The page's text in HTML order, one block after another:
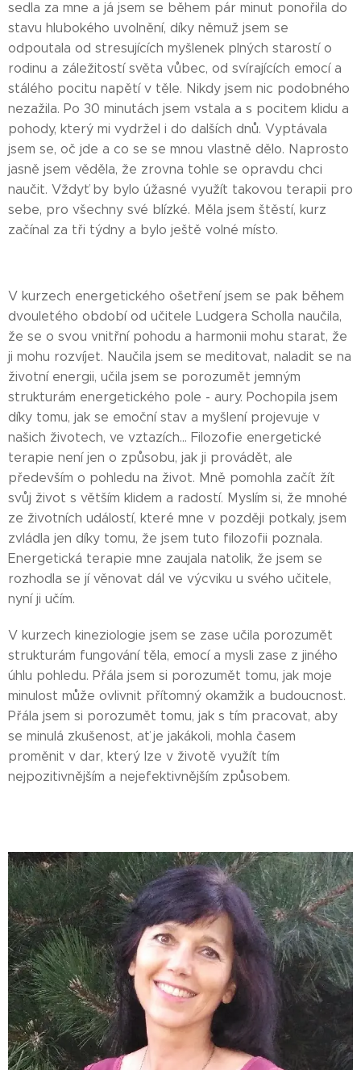
sedla za mne a já jsem se během pár minut ponořila do
stavu hlubokého uvolnění, díky němuž jsem se
odpoutala od stresujících myšlenek plných starostí o
rodinu a záležitostí světa vůbec, od svírajících emocí a
stálého pocitu napětí v těle. Nikdy jsem nic podobného
nezažila. Po 30 minutách jsem vstala a s pocitem klidu a
pohody, který mi vydržel i do dalších dnů. Vyptávala
jsem se, oč jde a co se se mnou vlastně dělo. Naprosto
jasně jsem věděla, že zrovna tohle se opravdu chci
naučit. Vždyť by bylo úžasné využít takovou terapii pro
sebe, pro všechny své blízké. Měla jsem štěstí, kurz
začínal za tři týdny a bylo ještě volné místo.
V kurzech energetického ošetření jsem se pak během
dvouletého období od učitele Ludgera Scholla naučila,
že se o svou vnitřní pohodu a harmonii mohu starat, že
ji mohu rozvíjet. Naučila jsem se meditovat, naladit se na
životní energii, učila jsem se porozumět jemným
strukturám energetického pole - aury. Pochopila jsem
díky tomu, jak se emoční stav a myšlení projevuje v
našich životech, ve vztazích... Filozofie energetické
terapie není jen o způsobu, jak ji provádět, ale
především o pohledu na život. Mně pomohla začít žít
svůj život s větším klidem a radostí. Myslím si, že mnohé
ze životních událostí, které mne v později potkaly, jsem
zvládla jen díky tomu, že jsem tuto filozofii poznala.
Energetická terapie mne zaujala natolik, že jsem se
rozhodla se jí věnovat dál ve výcviku u svého učitele,
nyní ji učím.
V kurzech kineziologie jsem se zase učila porozumět
strukturám fungování těla, emocí a mysli zase z jiného
úhlu pohledu. Přála jsem si porozumět tomu, jak moje
minulost může ovlivnit přítomný okamžik a budoucnost.
Přála jsem si porozumět tomu, jak s tím pracovat, aby
se minulá zkušenost, ať je jakákoli, mohla časem
proměnit v dar, který lze v životě využít tím
nejpozitivnějším a nejefektivnějším způsobem.